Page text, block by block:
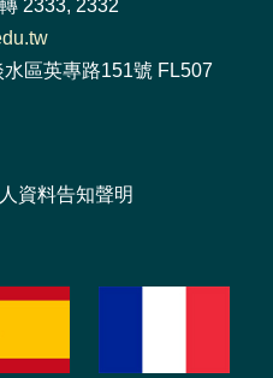
2333, 2332
區英專路151號 FL507
資料告知聲明